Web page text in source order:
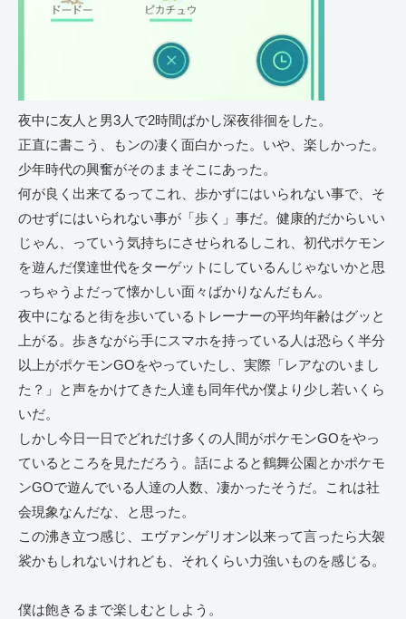
夜中に友人と男3人で2時間ばかし深夜徘徊をした。
正直に書こう、もンの凄く面白かった。いや、楽しかった。
少年時代の興奮がそのままそこにあった。
何が良く出来てるってこれ、歩かずにはいられない事で、そ
のせずにはいられない事が「歩く」事だ。健康的だからいい
じゃん、っていう気持ちにさせられるしこれ、初代ポケモン
を遊んだ僕達世代をターゲットにしているんじゃないかと思
っちゃうよだって懐かしい面々ばかりなんだもん。
夜中になると街を歩いているトレーナーの平均年齢はグッと
上がる。歩きながら手にスマホを持っている人は恐らく半分
以上がポケモンGOをやっていたし、実際「レアなのいまし
た？」と声をかけてきた人達も同年代か僕より少し若いくら
いだ。
しかし今日一日でどれだけ多くの人間がポケモンGOをやっ
ているところを見ただろう。話によると鶴舞公園とかポケモ
ンGOで遊んでいる人達の人数、凄かったそうだ。これは社
会現象なんだな、と思った。
この沸き立つ感じ、エヴァンゲリオン以来って言ったら大袈
裟かもしれないけれども、それくらい力強いものを感じる。
僕は飽きるまで楽しむとしよう。